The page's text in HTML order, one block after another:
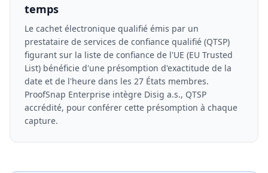
temps
Le cachet électronique qualifié émis par un
prestataire de services de confiance qualifié (QTSP)
figurant sur la liste de confiance de l'UE (EU Trusted
List) bénéficie d'une présomption d'exactitude de la
date et de l'heure dans les 27 États membres.
ProofSnap Enterprise intègre Disig a.s., QTSP
accrédité, pour conférer cette présomption à chaque
capture.